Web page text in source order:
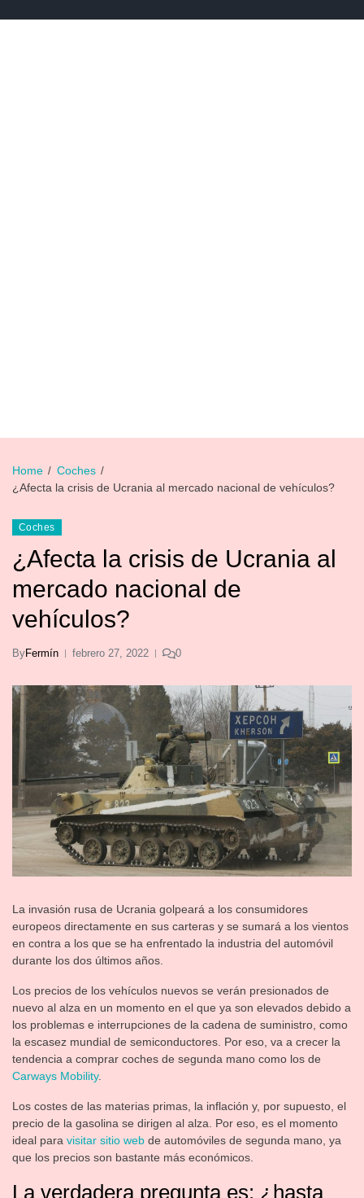
Home
Coches
¿Afecta la crisis de Ucrania al mercado nacional de vehículos?
Coches
¿Afecta la crisis de Ucrania al
mercado nacional de
vehículos?
ByFermín febrero 27, 2022 0
La invasión rusa de Ucrania golpeará a los consumidores
europeos directamente en sus carteras y se sumará a los vientos
en contra a los que se ha enfrentado la industria del automóvil
durante los dos últimos años.
Los precios de los vehículos nuevos se verán presionados de
nuevo al alza en un momento en el que ya son elevados debido a
los problemas e interrupciones de la cadena de suministro, como
la escasez mundial de semiconductores. Por eso, va a crecer la
tendencia a comprar coches de segunda mano como los de
Carways Mobility.
Los costes de las materias primas, la inflación y, por supuesto, el
precio de la gasolina se dirigen al alza. Por eso, es el momento
ideal para visitar sitio web de automóviles de segunda mano, ya
que los precios son bastante más económicos.
La verdadera pregunta es: ¿hasta